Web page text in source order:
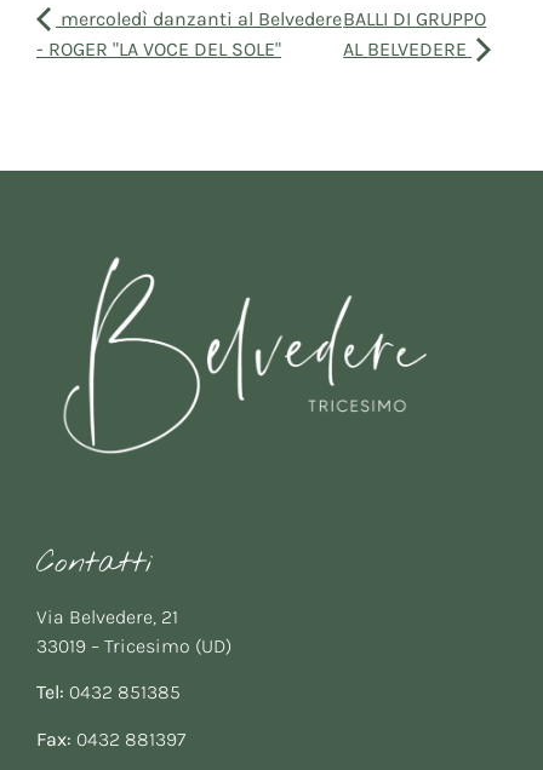
mercoledì danzanti al Belvedere
- ROGER "LA VOCE DEL SOLE"
BALLI DI GRUPPO
AL BELVEDERE
Contatti
Via Belvedere, 21
33019 – Tricesimo (UD)
Tel: 0432 851385
Fax: 0432 881397